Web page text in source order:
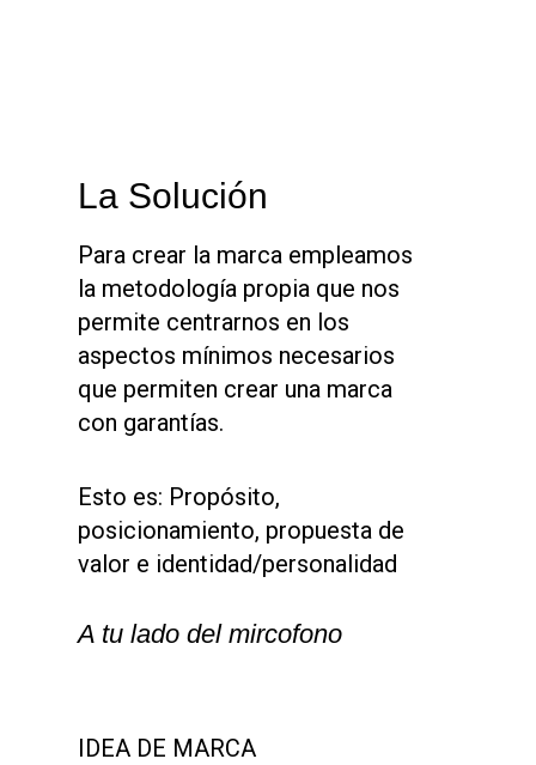
La Solución
Para crear la marca empleamos
la metodología propia que nos
permite centrarnos en los
aspectos mínimos necesarios
que permiten crear una marca
con garantías.
Esto es: Propósito,
posicionamiento, propuesta de
valor e identidad/personalidad
A tu lado del mircofono
IDEA DE MARCA